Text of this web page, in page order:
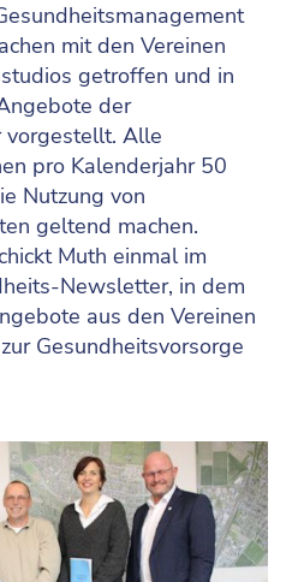
mit den Vereinen
getroffen und in
der
vorgestellt. Alle
pro Kalenderjahr 50
Nutzung von
geltend machen.
Muth einmal im
Newsletter, in dem
aus den Vereinen
Gesundheitsvorsorge